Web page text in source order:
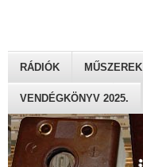
RÁDIÓK MŰSZEREK
VENDÉGKÖNYV 2025.